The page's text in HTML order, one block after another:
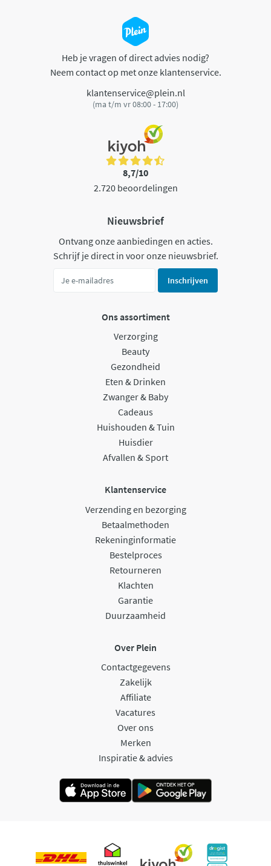
Heb je vragen of direct advies nodig?
Neem contact op met onze klantenservice.
klantenservice@plein.nl
(ma t/m vr 08:00 - 17:00)
8,7/10
2.720 beoordelingen
Nieuwsbrief
Ontvang onze aanbiedingen en acties.
Schrijf je direct in voor onze nieuwsbrief.
Inschrijven
Ons assortiment
Verzorging
Beauty
Gezondheid
Eten & Drinken
Zwanger & Baby
Cadeaus
Huishouden & Tuin
Huisdier
Afvallen & Sport
Klantenservice
Verzending en bezorging
Betaalmethoden
Rekeninginformatie
Bestelproces
Retourneren
Klachten
Garantie
Duurzaamheid
Over Plein
Contactgegevens
Zakelijk
Affiliate
Vacatures
Over ons
Merken
Inspiratie & advies